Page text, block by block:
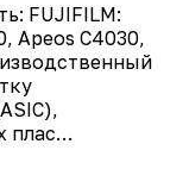
FUJIFILM:
Apeos C4030,
плас…